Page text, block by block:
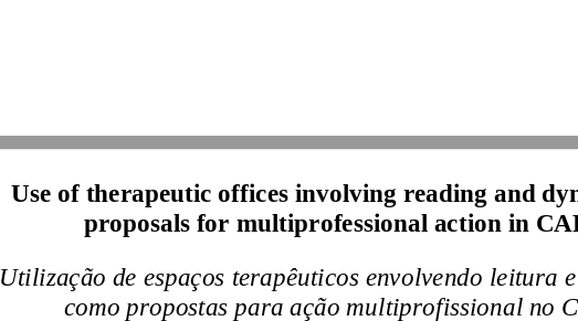
Use of therapeutic offices involving reading and
proposals for multiprofessional action in
Utilização de espaços terapêuticos envolvendo leitura
como propostas para ação multiprofissional no